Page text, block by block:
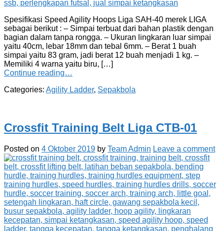
Spesifikasi Speed Agility Hoops Liga SAH-40 merek LIGA
sebagai berikut : – Simpai terbuat dari bahan plastik dengan
bagian dalam tanpa rongga. – Ukuran lingkaran luar simpai
yaitu 40cm, lebar 18mm dan tebal 6mm. – Berat 1 buah
simpai yaitu 83 gram, jadi berat 12 buah menjadi 1 kg. –
Memiliki 4 warna yaitu biru, […]
Continue reading…
Categories: Agility Ladder, Sepakbola
Crossfit Training Belt Liga CTB-01
Posted on 4 Oktober 2019 by Team Admin Leave a comment